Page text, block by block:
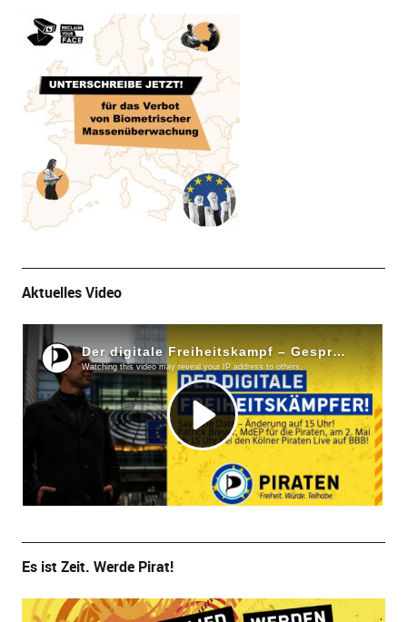
Aktuelles Video
Es ist Zeit. Werde Pirat!